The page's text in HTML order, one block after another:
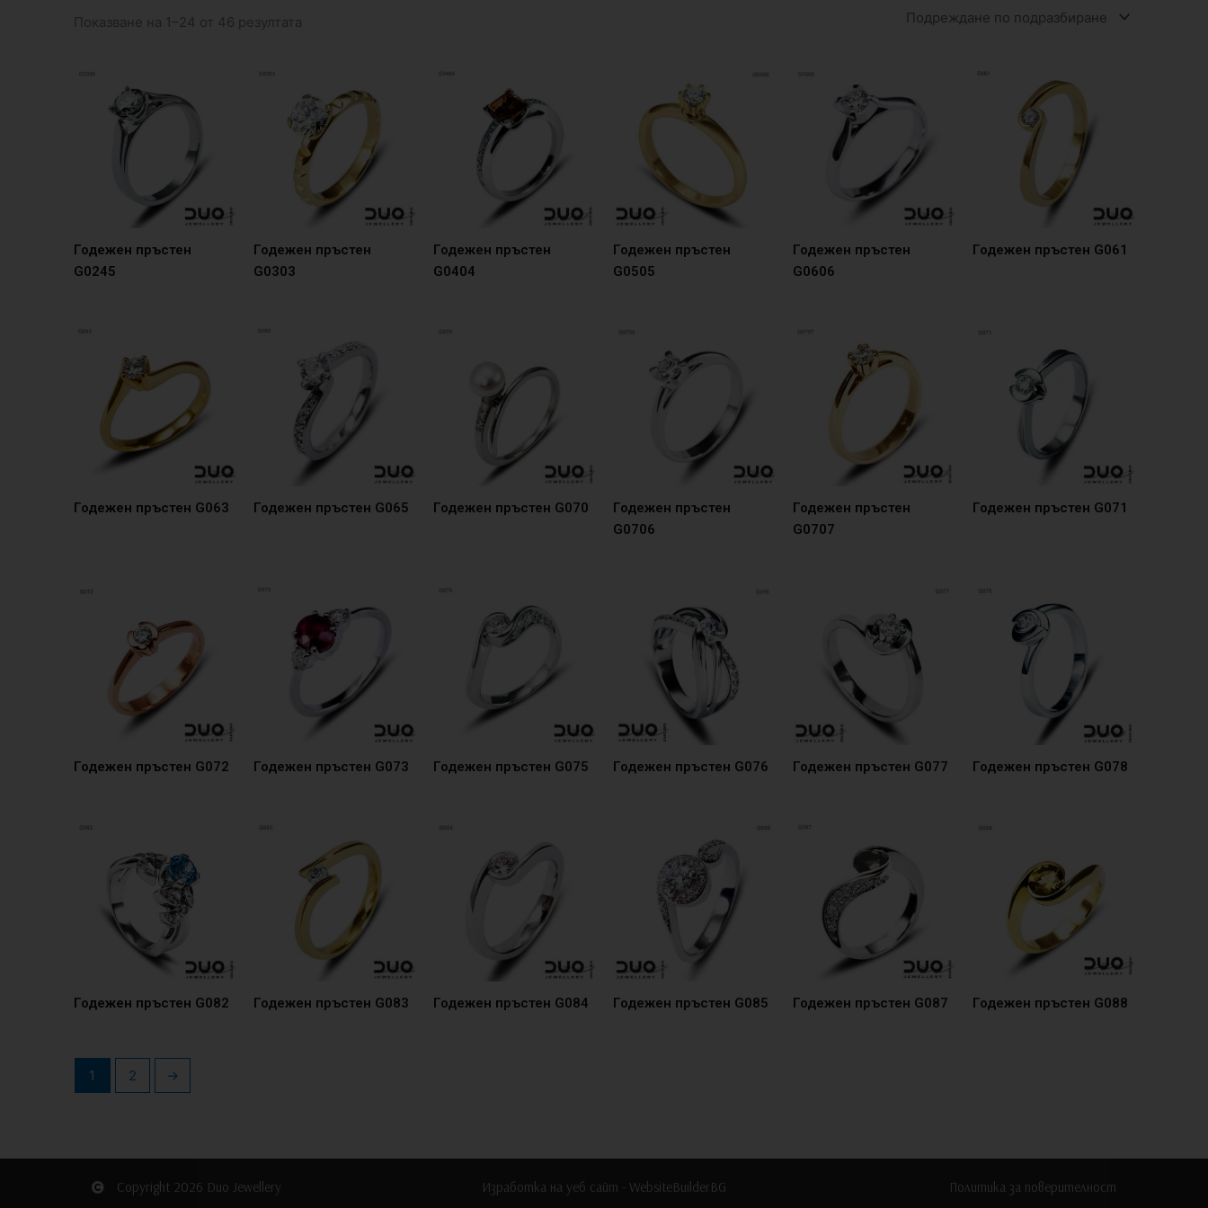
Показване на 1–24 от 46 резултата
Годежен пръстен
G0245
Годежен пръстен
G0303
Годежен пръстен
G0404
Годежен пръстен
G0505
Годежен пръстен
G0606
Годежен пръстен G061
Годежен пръстен G063 Годежен пръстен G065 Годежен пръстен G070
Годежен пръстен
G0706
Годежен пръстен
G0707
Годежен пръстен G071
Годежен пръстен G072 Годежен пръстен G073 Годежен пръстен G075 Годежен пръстен G076 Годежен пръстен G077 Годежен пръстен G078
Годежен пръстен G082 Годежен пръстен G083 Годежен пръстен G084 Годежен пръстен G085 Годежен пръстен G087 Годежен пръстен G088
1 2 →
Copyright 2026 Duo Jewellery Изработка на уеб сайт - WebsiteBuilderBG Политика за поверителност